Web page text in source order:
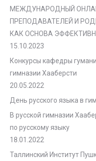
МЕЖДУНАРОДНЫЙ
ПРЕПОДАВАТЕЛЕЙ И
КАК ОСНОВА
15.10.2023
Конкурсы кафедры
гимназии Хааберсти
20.05.2022
День русского языка в
В русской гимназии
по русскому языку
18.01.2022
Таллинский Институт